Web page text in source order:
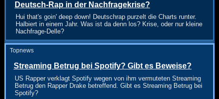
Deutsch-Rap in der Nachfragekrise?
Hui that's goin' deep down! Deutschrap purzelt die Charts runter.
Halbiert in einem Jahr. Was ist da denn los? Krise, oder nur kleine
Nachfrage-Delle?
Topnews
Streaming Betrug bei Spotify? Gibt es Beweise?
US Rapper verklagt Spotify wegen von ihm vermuteten Streaming
Betrug den Rapper Drake betreffend. Gibt es Streaming Betrug bei
Spotify?